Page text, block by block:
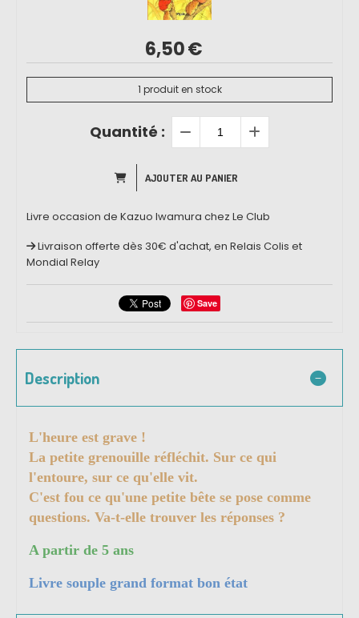
6,50€
1 produit en stock
Quantité :
AJOUTER AU PANIER
Livre occasion de Kazuo Iwamura chez Le Club
Livraison offerte dès 30€ d'achat, en Relais Colis et
Mondial Relay
Save
Description
L'heure est grave !
La petite grenouille réfléchit. Sur ce qui
l'entoure, sur ce qu'elle vit.
C'est fou ce qu'une petite bête se pose comme
questions. Va-t-elle trouver les réponses ?
A partir de 5 ans
Livre souple grand format bon état